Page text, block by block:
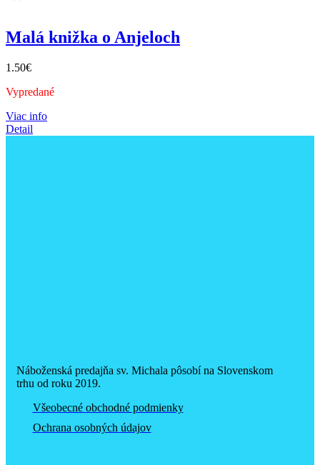
Malá knižka o Anjeloch
1.50€
Vypredané
Viac info
Detail
Náboženská predajňa sv. Michala pôsobí na Slovenskom
trhu od roku 2019.
Všeobecné obchodné podmienky
Ochrana osobných údajov